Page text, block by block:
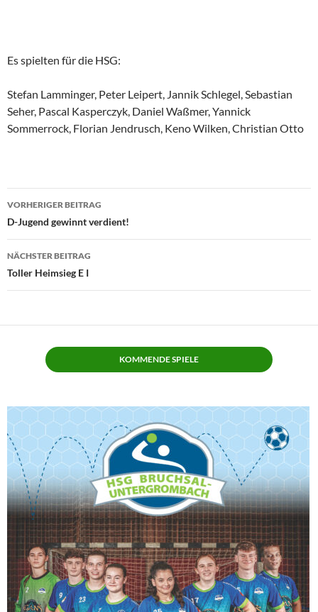
Es spielten für die HSG:
Stefan Lamminger, Peter Leipert, Jannik Schlegel, Sebastian
Seher, Pascal Kasperczyk, Daniel Waßmer, Yannick
Sommerrock, Florian Jendrusch, Keno Wilken, Christian Otto
Beitragsnavigation
VORHERIGER BEITRAG
D-Jugend gewinnt verdient!
NÄCHSTER BEITRAG
Toller Heimsieg E I
KOMMENDE SPIELE